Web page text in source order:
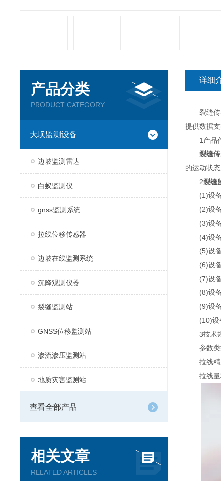
产品分类
PRODUCT CATEGORY
大坝监测设备
边坡监测雷达
白蚁监测仪
gnss监测系统
拉线位移传感器
边坡在线监测系统
沉降观测仪器
裂缝监测站
GNSS位移监测站
渗流渗压监测站
地质灾害监测站
查看全部产品
相关文章
RELATED ARTICLES
详细
裂缝传感
提供数据
1产品
裂缝
的运动状
2裂缝
(1)设备
(2)设备
(3)设备
(4)设备
(5)设备
(6)设备
(7)设备
(8)设备
(9)设备
(10)设备
3技术
参数类
拉线精
拉线量